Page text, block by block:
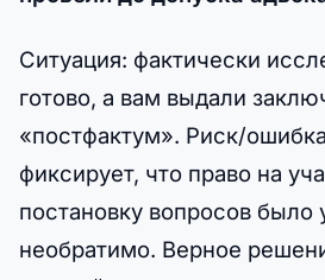
Ситуация: фактически
готово, а вам выдали
«постфактум». Риск/
фиксирует, что право на
постановку вопросов было
необратимо. Верное